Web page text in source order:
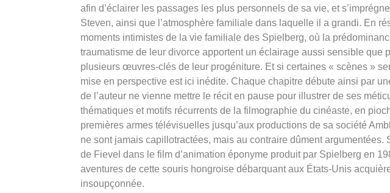
afin d’éclairer les passages les plus personnels de sa vie, et
Steven, ainsi que l’atmosphère familiale dans laquelle il a grandi. En
moments intimistes de la vie familiale des Spielberg, où la
traumatisme de leur divorce apportent un éclairage aussi sensible que
plusieurs œuvres-clés de leur progéniture. Et si certaines « scènes »
mise en perspective est ici inédite. Chaque chapitre débute ainsi par
de l’auteur ne vienne mettre le récit en pause pour illustrer de ses
thématiques et motifs récurrents de la filmographie du cinéaste, en
premières armes télévisuelles jusqu’aux productions de sa société
ne sont jamais capillotractées, mais au contraire dûment
de Fievel dans le film d’animation éponyme produit par Spielberg en
aventures de cette souris hongroise débarquant aux États-Unis
insoupçonnée.